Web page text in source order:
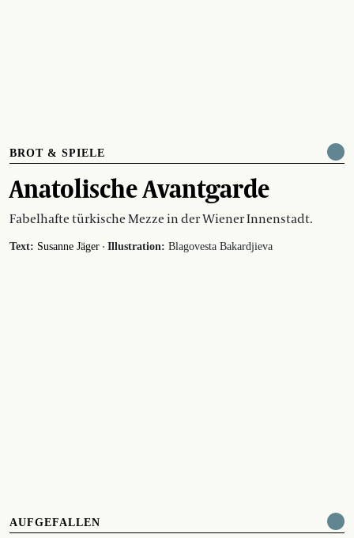
BROT & SPIELE
Anatolische Avantgarde
Fabelhafte türkische Mezze in der Wiener Innenstadt.
Text: Susanne Jäger · Illustration: Blagovesta Bakardjieva
AUFGEFALLEN